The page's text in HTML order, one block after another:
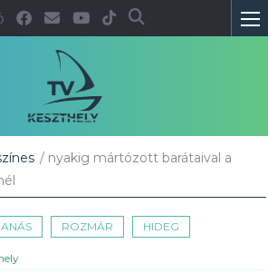
/ nyakig mártózott barátaival a
ROZMÁR HIDEG